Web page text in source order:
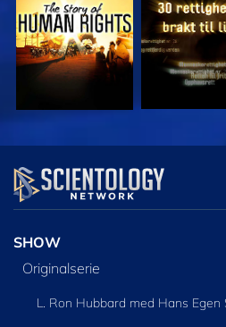
SE
SHOW
Originalserie
L. Ron Hubbard med Hans Egen